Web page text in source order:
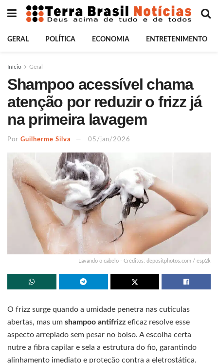
GERAL POLÍTICA ECONOMIA ENTRETENIMENTO
Início Geral
Shampoo acessível chama
atenção por reduzir o frizz já
na primeira lavagem
Por Guilherme Silva 05/jan/2026
Lavando o cabelo - Créditos: depositphotos.com / esp2k
O frizz surge quando a umidade penetra nas cutículas
abertas, mas um shampoo antifrizz eficaz resolve esse
aspecto arrepiado sem pesar no bolso. A escolha certa
nutre a fibra capilar e sela a estrutura do fio, garantindo
alinhamento imediato e proteção contra a eletrostática.